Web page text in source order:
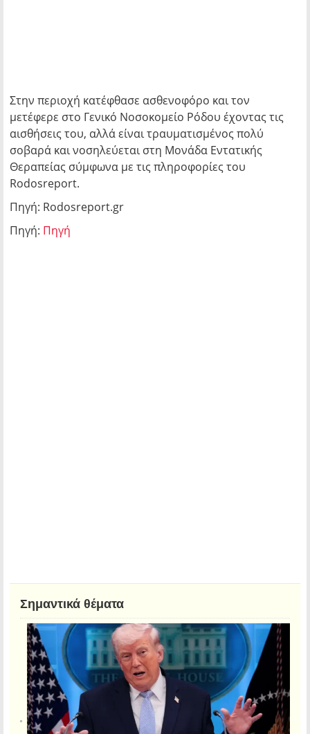
Στην περιοχή κατέφθασε ασθενοφόρο και τον
μετέφερε στο Γενικό Νοσοκομείο Ρόδου έχοντας τις
αισθήσεις του, αλλά είναι τραυματισμένος πολύ
σοβαρά και νοσηλεύεται στη Μονάδα Εντατικής
Θεραπείας σύμφωνα με τις πληροφορίες του
Rodosreport.
Πηγή: Rodosreport.gr
Πηγή: Πηγή
Σημαντικά θέματα